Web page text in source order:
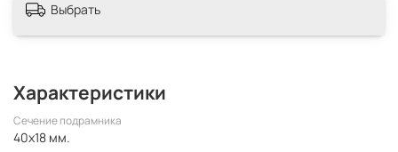
Выбрать
Характеристики
Сечение подрамника
40x18 мм.